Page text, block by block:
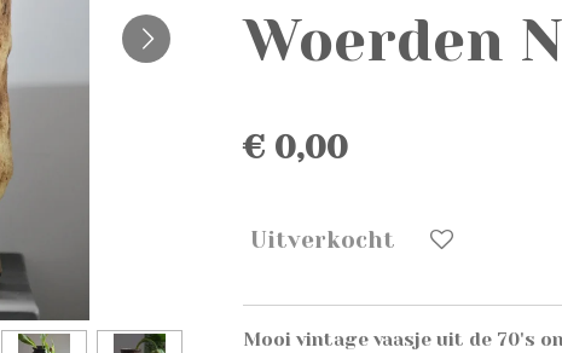
Woerden
€ 0,00
Uitverkocht
Mooi vintage vaasje uit de 70's